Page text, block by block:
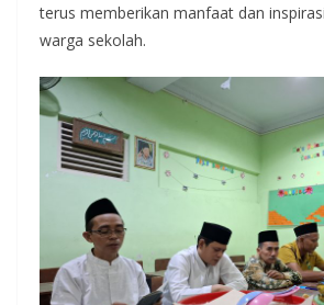
terus memberikan manfaat dan
warga sekolah.